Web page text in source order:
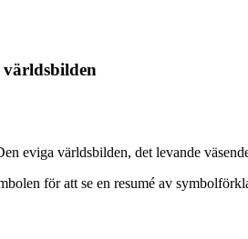
världsbilden
eviga världsbilden, det levande
för att se en resumé av